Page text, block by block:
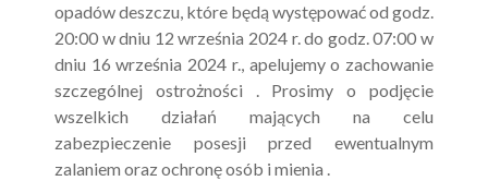
opadów deszczu, które będą występować od godz.
20:00 w dniu 12 września 2024 r. do godz. 07:00 w
dniu 16 września 2024 r., apelujemy o zachowanie
szczególnej ostrożności . Prosimy o podjęcie
wszelkich działań mających na celu
zabezpieczenie posesji przed ewentualnym
zalaniem oraz ochronę osób i mienia .